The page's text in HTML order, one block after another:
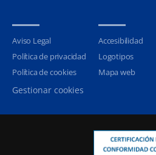
Aviso Legal
Política de privacidad
Política de cookies
Gestionar cookies
Accesibilidad
Logotipos
Mapa web